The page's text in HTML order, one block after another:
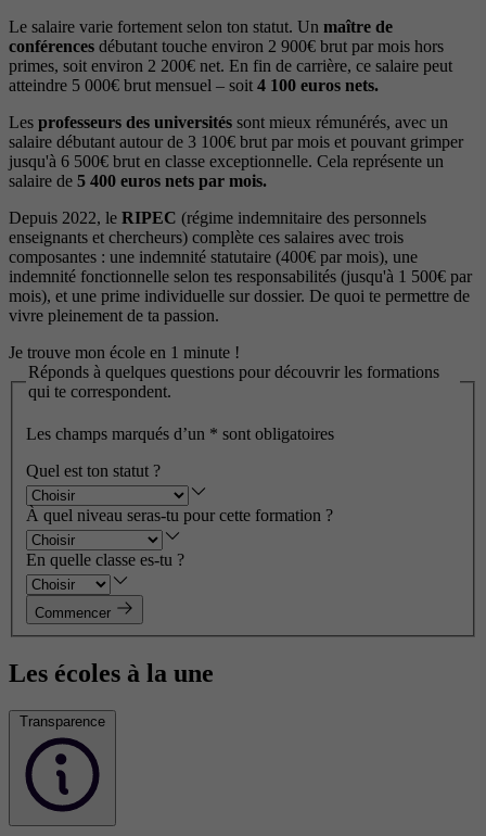
Le salaire varie fortement selon ton statut. Un maître de
conférences débutant touche environ 2 900€ brut par mois hors
primes, soit environ 2 200€ net. En fin de carrière, ce salaire peut
atteindre 5 000€ brut mensuel – soit 4 100 euros nets.
Les professeurs des universités sont mieux rémunérés, avec un
salaire débutant autour de 3 100€ brut par mois et pouvant grimper
jusqu'à 6 500€ brut en classe exceptionnelle. Cela représente un
salaire de 5 400 euros nets par mois.
Depuis 2022, le RIPEC (régime indemnitaire des personnels
enseignants et chercheurs) complète ces salaires avec trois
composantes : une indemnité statutaire (400€ par mois), une
indemnité fonctionnelle selon tes responsabilités (jusqu'à 1 500€ par
mois), et une prime individuelle sur dossier. De quoi te permettre de
vivre pleinement de ta passion.
Je trouve mon école en 1 minute !
Réponds à quelques questions pour découvrir les formations
qui te correspondent.
Les champs marqués d’un * sont obligatoires
Quel est ton statut ?
À quel niveau seras-tu pour cette formation ?
En quelle classe es-tu ?
Commencer
Les écoles à la une
Transparence